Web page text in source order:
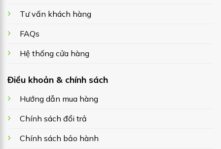
Tư vấn khách hàng
FAQs
Hệ thống cửa hàng
Điều khoản & chính sách
Hướng dẫn mua hàng
Chính sách đổi trả
Chính sách bảo hành